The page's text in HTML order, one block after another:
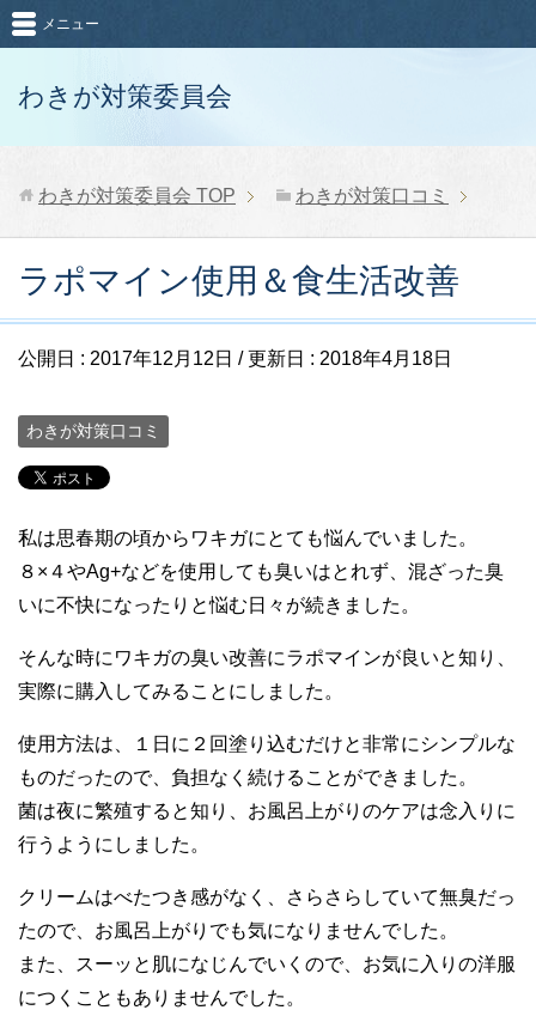
わきが対策委員会
メニュー
わきが対策委員会 TOP わきが対策口コミ
ラポマイン使用＆食生活改善
公開日 : 2017年12月12日 / 更新日 : 2018年4月18日
わきが対策口コミ
私は思春期の頃からワキガにとても悩んでいました。
８×４やAg+などを使用しても臭いはとれず、混ざった臭
いに不快になったりと悩む日々が続きました。
そんな時にワキガの臭い改善にラポマインが良いと知り、
実際に購入してみることにしました。
使用方法は、１日に２回塗り込むだけと非常にシンプルな
ものだったので、負担なく続けることができました。
菌は夜に繁殖すると知り、お風呂上がりのケアは念入りに
行うようにしました。
クリームはべたつき感がなく、さらさらしていて無臭だっ
たので、お風呂上がりでも気になりませんでした。
また、スーッと肌になじんでいくので、お気に入りの洋服
につくこともありませんでした。